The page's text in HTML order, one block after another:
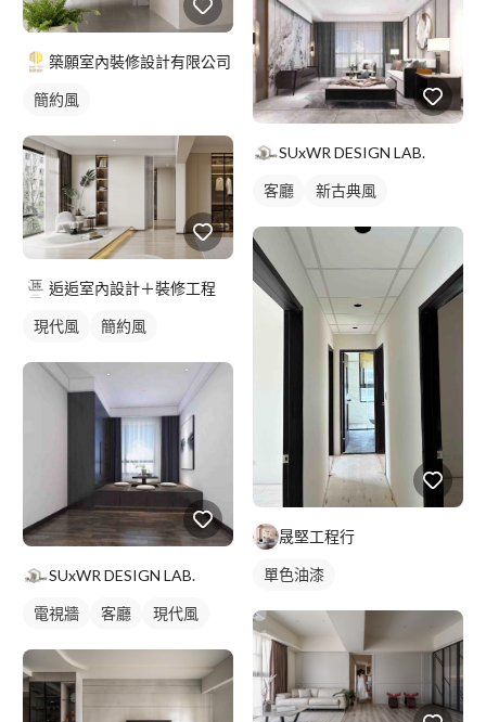
築願室內裝修設計有限公司
簡約風
逅逅室內設計＋裝修工程
現代風 簡約風
SUxWR DESIGN LAB.
電視牆 客廳 現代風
SUxWR DESIGN LAB.
客廳 新古典風
晟堅工程行
單色油漆